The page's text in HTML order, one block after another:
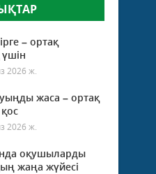
– ортақ
2026 ж.
жаса – ортақ
қос
2026 ж.
оқушыларды
жаңа жүйесі